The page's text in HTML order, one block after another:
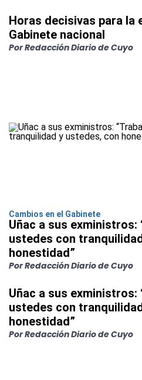
Horas decisivas para la
Gabinete nacional
Por Redacción Diario de Cuyo
Cambios en el Gabinete
Uñac a sus exministros:
ustedes con
honestidad”
Por Redacción Diario de Cuyo
Uñac a sus exministros:
ustedes con
honestidad”
Por Redacción Diario de Cuyo